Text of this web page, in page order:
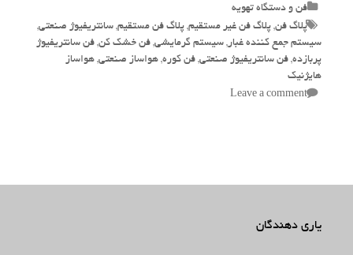
Categories
فن و دستگاه تهویه
Tags
پلاگ فن, پلاگ فن غیر مستقیم, پلاگ فن مستقیم, سانتریفیوژ صنعتی,
سیستم جمع کننده غبار, سیستم گرمایشی, فن خشک کن, فن سانتریفیوژ
پربازده, فن سانتریفیوژ صنعتی, فن کوره, هواساز صنعتی, هواساز
هایژنیک
Leave a comment
یاری دهندگان